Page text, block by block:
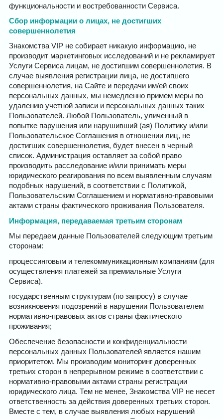
функциональности и востребованности Сервиса.
Сбор информации о лицах, не достигших
совершеннолетия
Знакомства VIP не собирает никакую информацию, не
производит маркетинговых исследований и не рекламирует
Услуги Сервиса лицам, не достигшим совершеннолетия. В
случае выявления регистрации лица, не достигшего
совершеннолетия, на Сайте и передачи им/ей своих
персональных данных, мы немедленно примем меры по
удалению учетной записи и персональных данных таких
Пользователей. Любой Пользователь, уличенный в
попытке парушения или нарушивший (ая) Политику и/или
Пользовательское Соглашения в отношении лиц, не
достигших совершеннолетия, будет внесен в черный
список. Администрация оставляет за собой право
производить расследование и/или принимать меры
юридического реагирования по всем выявленным случаям
подобных нарушений, в соответствии с Политикой,
Пользовательским Соглашением и нормативно-правовыми
актами страны фактического проживания Пользователя.
Информация, передаваемая третьим сторонам
Мы передаем данные Пользователей следующим третьим
сторонам:
процессинговым и телекоммуникационным компаниям (для
осуществления платежей за премиальные Услуги
Сервиса).
государственным структурам (по запросу) в случае
возникновения подозрений в нарушении Пользователем
нормативно-правовых актов страны фактического
проживания;
Обеспечение безопасности и конфиденциальности
персональных данных Пользователей является нашим
приоритетом. Мы производим мониторинг доверенных
третьих сторон в непрерывном режиме в соответствии с
нормативно-правовыми актами страны регистрации
юридического лица. Тем не менее, Знакомства VIP не несет
ответственность за действия доверенных третьих сторон.
Вместе с тем, в случае выявления любых нарушений